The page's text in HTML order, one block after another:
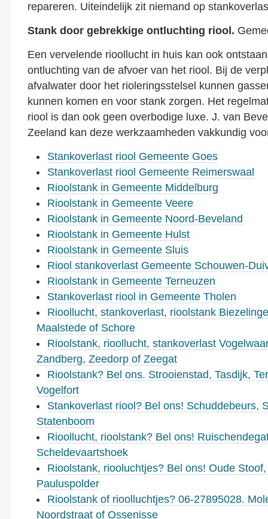
repareren. Uiteindelijk zit niemand op
Stank door gebrekkige ontluchting riool.
Een vervelende rioollucht in huis kan ook
ontluchting van de afvoer van het riool. Bij de
afvalwater door het rioleringsstelsel kunnen
kunnen komen en voor stank zorgen. Het
riool is dan ook geen overbodige luxe. J. van
Zeeland kan deze werkzaamheden vakkundig
Stankoverlast riool Gemeente Goes
Stankoverlast riool Gemeente Reimerswaal
Rioolstank in Gemeente Middelburg
Rioolstank in Gemeente Veere
Rioolstank in Gemeente Noord-Beveland
Rioolstank in Gemeente Hulst
Rioolstank in Gemeente Sluis
Riool stankoverlast Gemeente Schouwen-
Rioolstank in Gemeente Terneuzen
Stankoverlast riool in Gemeente Tholen
Rioollucht, stankoverlast, rioolstank
Maalstede of Schore
Rioolstank, rioollucht, stankoverlast
Zandberg, Zeedorp of Zeegat
Rioolstank? Bel ons. Strooienstad, Tasdijk,
Vogelfort
Stankoverlast riool? Bel ons! Schuddebeurs,
Statenboom
Rioollucht, rioolstank? Bel ons!
Scheldevaartshoek
Rioolstank, riooluchtjes? Bel ons! Oude
Pauluspolder
Rioolstank of rioolluchtjes? 06-27895028.
Noordstraat of Ossenisse